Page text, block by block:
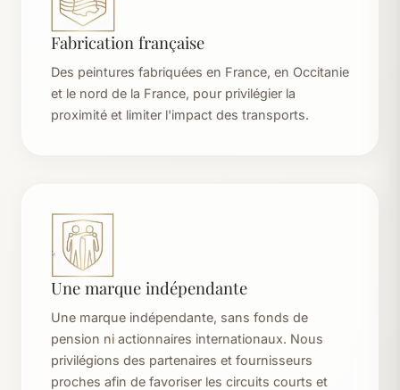
Fabrication française
Des peintures fabriquées en France, en Occitanie
et le nord de la France, pour privilégier la
proximité et limiter l'impact des transports.
Une marque indépendante
Une marque indépendante, sans fonds de
pension ni actionnaires internationaux. Nous
privilégions des partenaires et fournisseurs
proches afin de favoriser les circuits courts et